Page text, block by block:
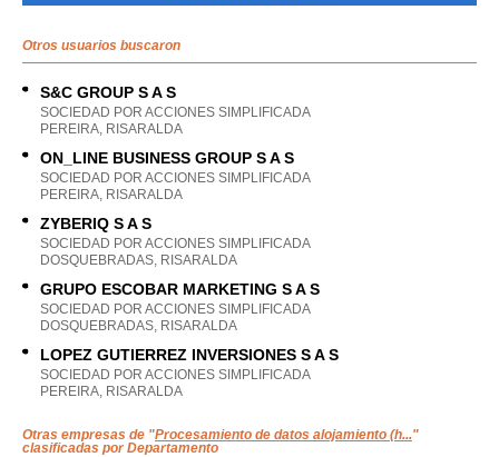
Otros usuarios buscaron
S&C GROUP S A S
SOCIEDAD POR ACCIONES SIMPLIFICADA
PEREIRA, RISARALDA
ON_LINE BUSINESS GROUP S A S
SOCIEDAD POR ACCIONES SIMPLIFICADA
PEREIRA, RISARALDA
ZYBERIQ S A S
SOCIEDAD POR ACCIONES SIMPLIFICADA
DOSQUEBRADAS, RISARALDA
GRUPO ESCOBAR MARKETING S A S
SOCIEDAD POR ACCIONES SIMPLIFICADA
DOSQUEBRADAS, RISARALDA
LOPEZ GUTIERREZ INVERSIONES S A S
SOCIEDAD POR ACCIONES SIMPLIFICADA
PEREIRA, RISARALDA
Otras empresas de "Procesamiento de datos alojamiento (h..."
clasificadas por Departamento